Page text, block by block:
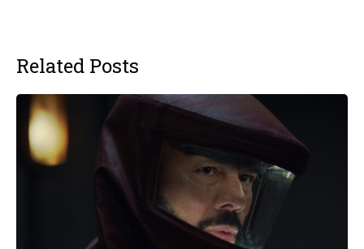
Related Posts